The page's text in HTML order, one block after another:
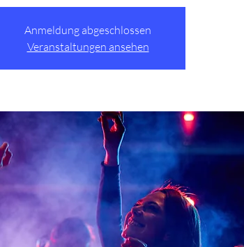
Anmeldung abgeschlossen
Veranstaltungen ansehen